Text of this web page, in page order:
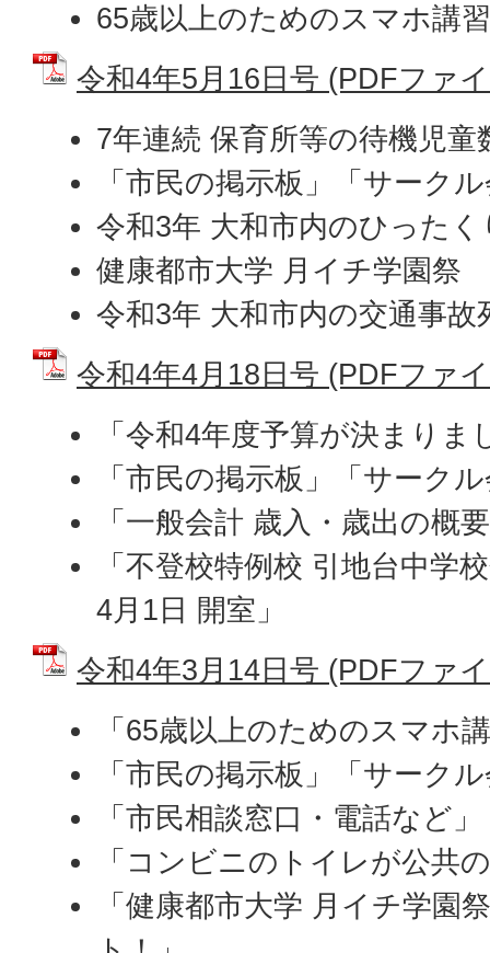
65歳以上のためのスマホ講
令和4年5月16日号 (PDFファ
7年連続 保育所等の待機児童
「市民の掲示板」「サーク
令和3年 大和市内のひった
健康都市大学 月イチ学園祭
令和3年 大和市内の交通事故
令和4年4月18日号 (PDFファ
「令和4年度予算が決まりま
「市民の掲示板」「サーク
「一般会計 歳入・歳出の概
「不登校特例校 引地台中学
4月1日 開室」
令和4年3月14日号 (PDFファ
「65歳以上のためのスマホ
「市民の掲示板」「サーク
「市民相談窓口・電話など」
「コンビニのトイレが公共
「健康都市大学 月イチ学園